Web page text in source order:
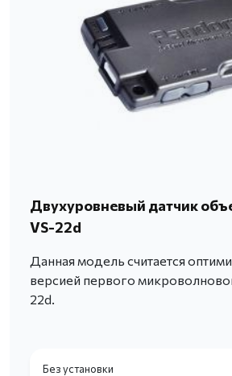
Двухуровневый датчик
VS-22d
Данная модель считается
версией первого
22d.
Без установки